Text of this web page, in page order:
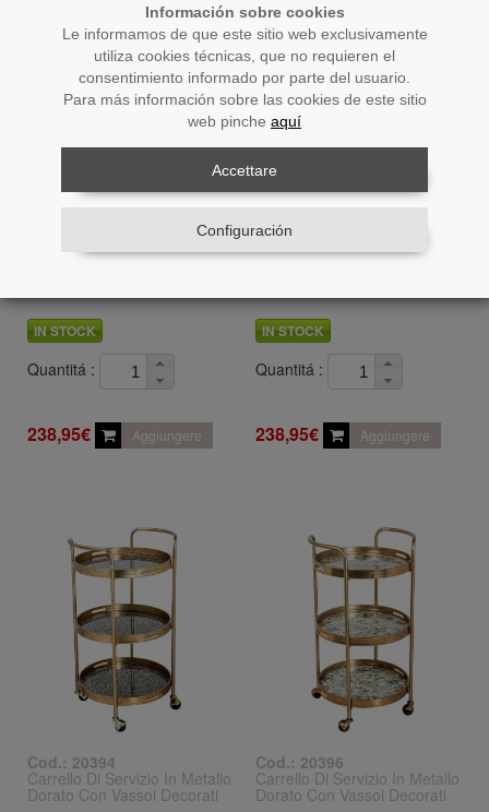
Información sobre cookies
Le informamos de que este sitio web exclusivamente
utiliza cookies técnicas, que no requieren el
consentimiento informado por parte del usuario.
Para más información sobre las cookies de este sitio
web pinche aquí
Accettare
Configuración
Carrello Di Servizio In Metallo
Bianco Con Vassoi Decorati
IN STOCK
Quantitá :
238,95€ Aggiungere
Carrello Di Servizio In Metallo
Dorato Con Vassoi Decorati
IN STOCK
Quantitá :
238,95€ Aggiungere
Cod.: 20394
Carrello Di Servizio In Metallo
Dorato Con Vassoi Decorati
Cod.: 20396
Carrello Di Servizio In Metallo
Dorato Con Vassoi Decorati